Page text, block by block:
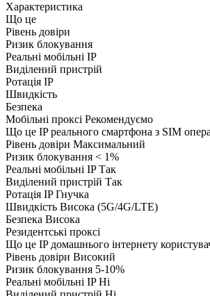
Характеристика
Що це
Рівень довіри
Ризик блокування
Реальні мобільні IP
Виділений пристрій
Ротація IP
Швидкість
Безпека
Мобільні проксі Рекомендуємо
Що це IP реального смартфона з SIM
Рівень довіри Максимальний
Ризик блокування < 1%
Реальні мобільні IPТак
Виділений пристрій Так
Ротація IPГнучка
Швидкість Висока (5G/4G/LTE)
Безпека Висока
Резидентські проксі
Що це IP домашнього інтернету
Рівень довіри Високий
Ризик блокування 5-10%
Реальні мобільні IPНі